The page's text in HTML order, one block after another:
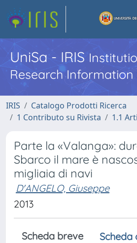
UniSa - IRIS
Research Information
IRIS
Catalogo Prodotti Ricerca
1 Contributo su Rivista
1.1
Parte la «Valanga»:
Sbarco il mare è
migliaia di navi
D'ANGELO, Giuseppe
2013
Scheda breve
Scheda